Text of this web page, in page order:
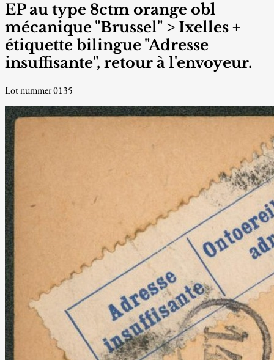
EP au type 8ctm orange obl
mécanique "Brussel" > Ixelles +
étiquette bilingue "Adresse
insuffisante", retour à l'envoyeur.
Lot nummer 0135